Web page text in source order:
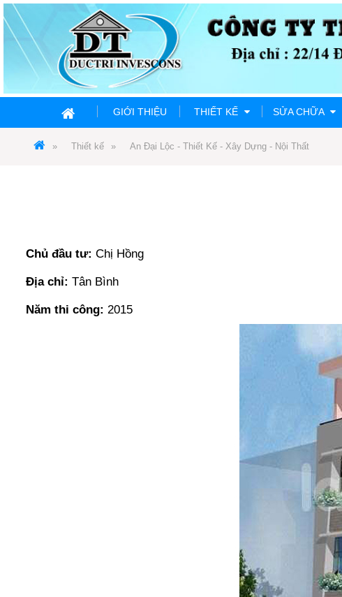
GIỚI THIỆU THIẾT KẾ SỬA CHỮA
Thiết kế An Đại Lộc - Thiết Kế - Xây Dựng - Nội Thất
Chủ đầu tư: Chị Hồng
Địa chỉ: Tân Bình
Năm thi công: 2015